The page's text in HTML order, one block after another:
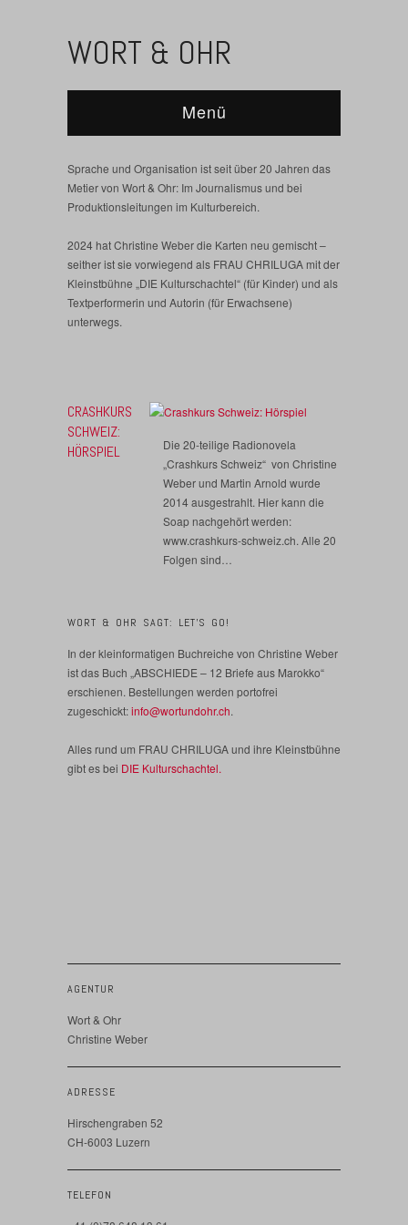
WORT & OHR
Menü
Sprache und Organisation ist seit über 20 Jahren das
Metier von Wort & Ohr: Im Journalismus und bei
Produktionsleitungen im Kulturbereich.
2024 hat Christine Weber die Karten neu gemischt –
seither ist sie vorwiegend als FRAU CHRILUGA mit der
Kleinstbühne „DIE Kulturschachtel“ (für Kinder) und als
Textperformerin und Autorin (für Erwachsene)
unterwegs.
CRASHKURS
SCHWEIZ:
HÖRSPIEL
Die 20-teilige Radionovela
„Crashkurs Schweiz“ von Christine
Weber und Martin Arnold wurde
2014 ausgestrahlt. Hier kann die
Soap nachgehört werden:
www.crashkurs-schweiz.ch. Alle 20
Folgen sind…
WORT & OHR SAGT: LET’S GO!
In der kleinformatigen Buchreiche von Christine Weber
ist das Buch „ABSCHIEDE – 12 Briefe aus Marokko“
erschienen. Bestellungen werden portofrei
zugeschickt:info@wortundohr.ch.
Alles rund um FRAU CHRILUGA und ihre Kleinstbühne
gibt es bei DIE Kulturschachtel.
AGENTUR
Wort & Ohr
Christine Weber
ADRESSE
Hirschengraben 52
CH-6003 Luzern
TELEFON